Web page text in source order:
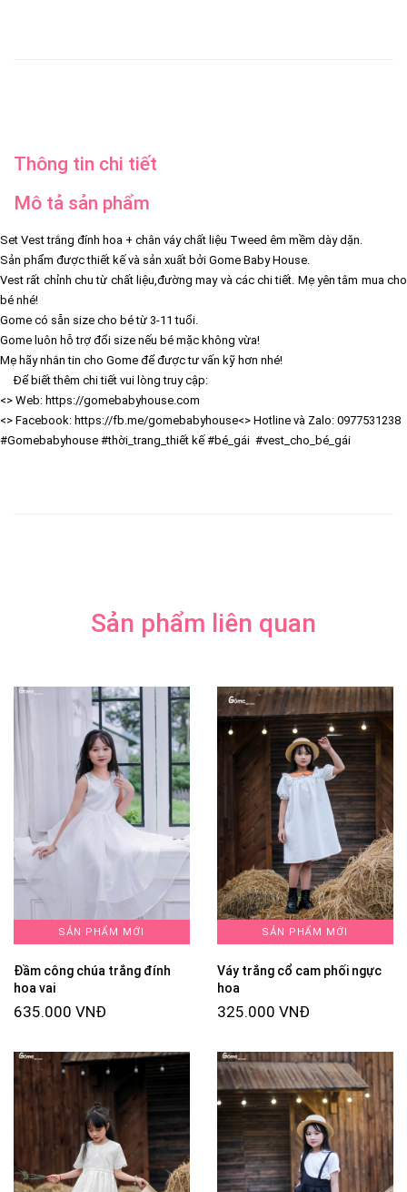
Thông tin chi tiết
Mô tả sản phẩm
Set Vest trắng đính hoa + chân váy chất liệu Tweed êm mềm dày dặn.
Sản phẩm được thiết kế và sản xuất bởi Gome Baby House.
Vest rất chỉnh chu từ chất liệu,đường may và các chi tiết. Mẹ yên tâm mua cho
bé nhé!
Gome có sẵn size cho bé từ 3-11 tuổi.
Gome luôn hỗ trợ đổi size nếu bé mặc không vừa!
Mẹ hãy nhắn tin cho Gome để được tư vấn kỹ hơn nhé!
Để biết thêm chi tiết vui lòng truy cập:
<> Web: https://gomebabyhouse.com
<> Facebook: https://fb.me/gomebabyhouse<> Hotline và Zalo: 0977531238
#Gomebabyhouse #thời_trang_thiết kế #bé_gái #vest_cho_bé_gái
Sản phẩm liên quan
SẢN PHẨM MỚI
Đầm công chúa trắng đính
hoa vai
635.000 VNĐ
SẢN PHẨM MỚI
Váy trắng cổ cam phối ngực
hoa
325.000 VNĐ